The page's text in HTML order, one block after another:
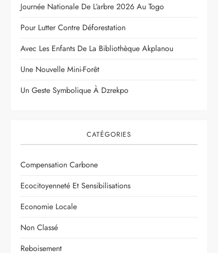
Journée Nationale De L’arbre 2026 Au Togo
Pour Lutter Contre Déforestation
Avec Les Enfants De La Bibliothèque Akplanou
Une Nouvelle Mini-Forêt
Un Geste Symbolique À Dzrekpo
CATÉGORIES
Compensation Carbone
Ecocitoyenneté Et Sensibilisations
Economie Locale
Non Classé
Reboisement